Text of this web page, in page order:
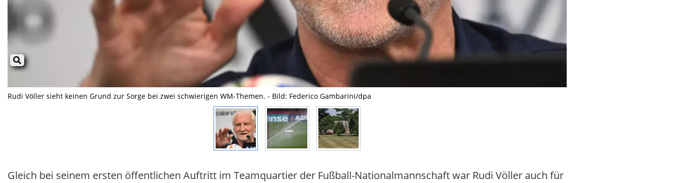
Rudi Völler sieht keinen Grund zur Sorge bei zwei schwierigen WM-Themen. - Bild: Federico Gambarini/dpa
Gleich bei seinem ersten öffentlichen Auftritt im Teamquartier der Fußball-Nationalmannschaft war Rudi Völler auch für